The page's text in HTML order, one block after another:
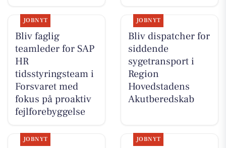
JOBNYT
Bliv faglig
teamleder for SAP
HR
tidsstyringsteam i
Forsvaret med
fokus på proaktiv
fejlforebyggelse
JOBNYT
Bliv dispatcher for
siddende
sygetransport i
Region
Hovedstadens
Akutberedskab
JOBNYT JOBNYT